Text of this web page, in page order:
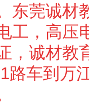
东莞诚材
工，高压
，诚材教
路车到万